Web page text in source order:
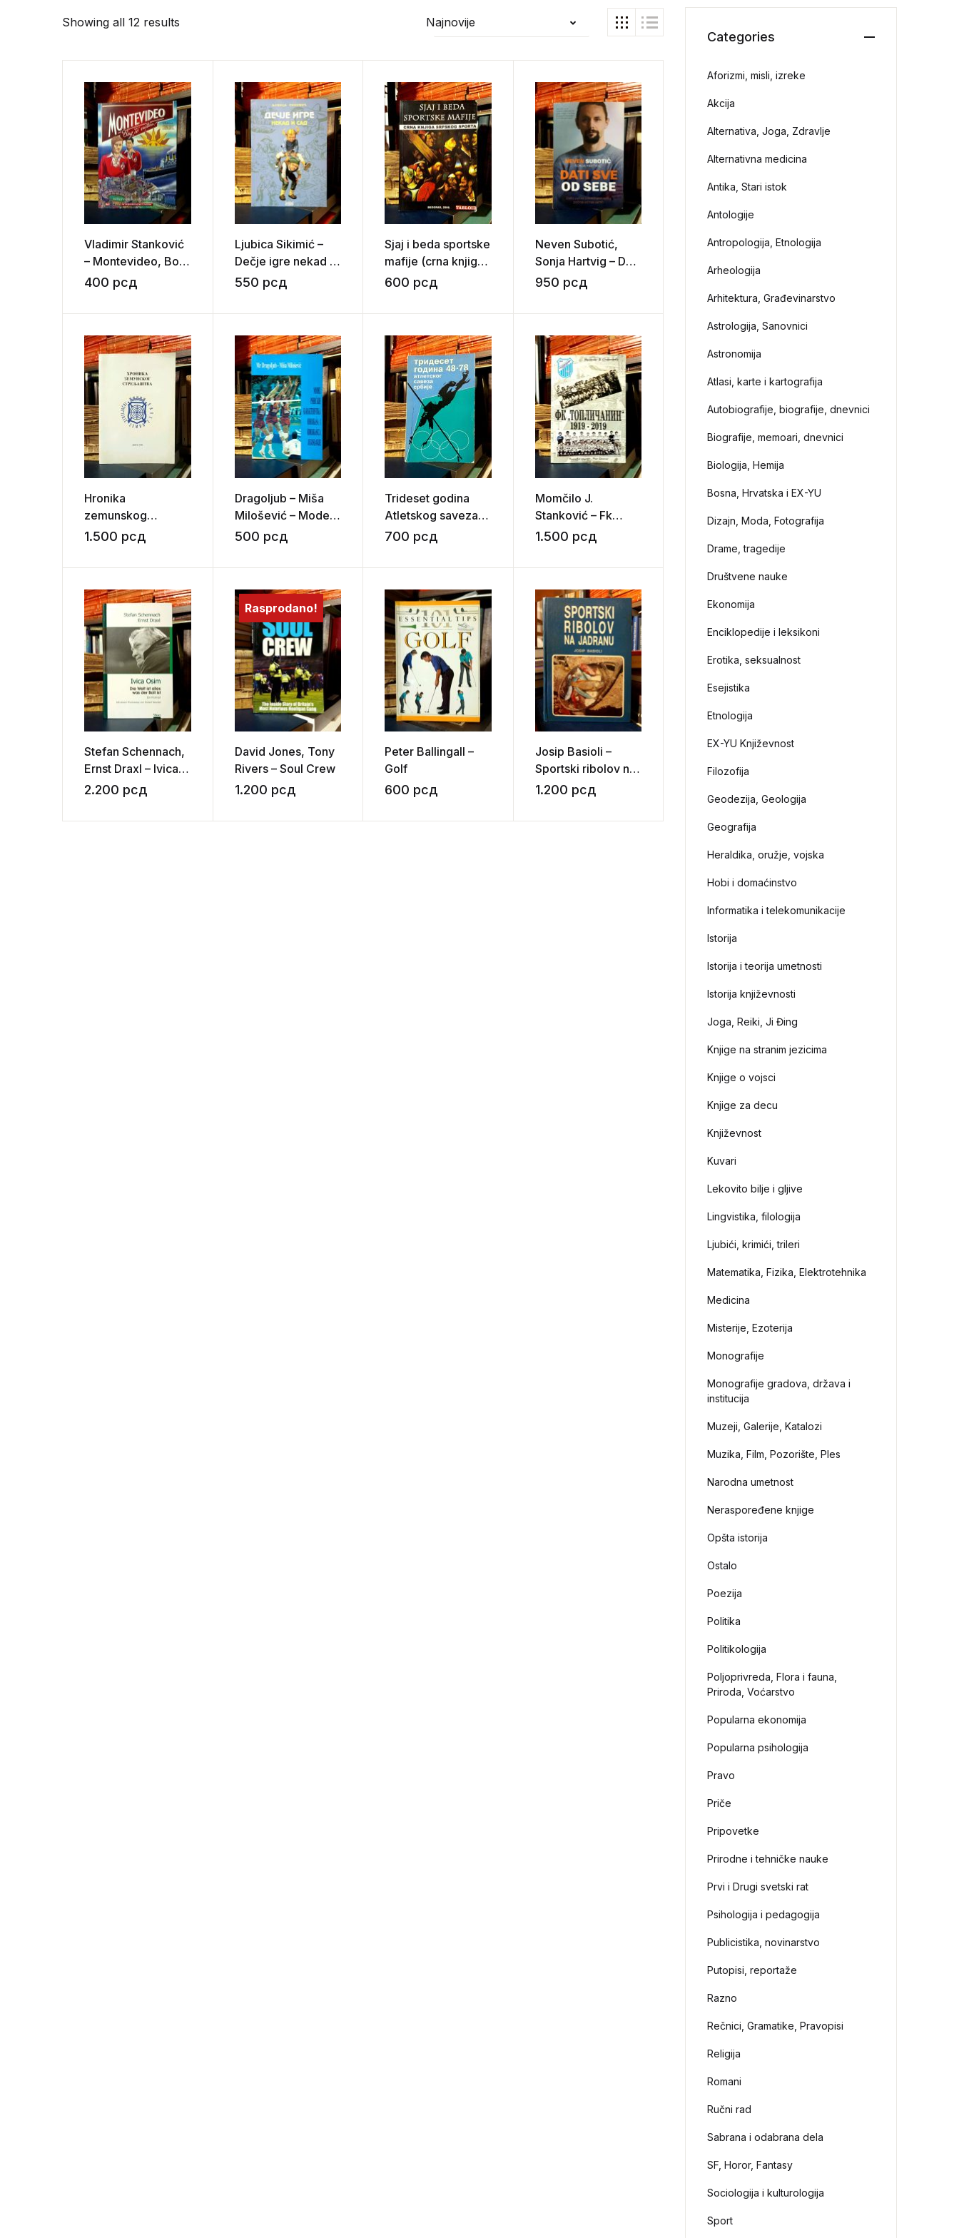
Showing all 12 results Najnovije
Vladimir Stanković
– Montevideo, Bog
te video!
400 рсд
Ljubica Sikimić –
Dečje igre nekad i
sad
550 рсд
Sjaj i beda sportske
mafije (crna knjiga
srpskog sporta)
600 рсд
Neven Subotić,
Sonja Hartvig – Dati
sve od sebe
950 рсд
Hronika
zemunskog
streljaštva
1.500 рсд
Dragoljub – Miša
Milošević – Model
psihičkih
odbojkaša i
Jugoslavije
500 рсд
Trideset godina
Atletskog saveza
Srbije 1948-1978
700 рсд
Momčilo J.
Stanković – Fk
„Topličanin“ 1919-
1.500 рсд
Stefan Schennach,
Ernst Draxl – Ivica
Osim – Die Welt ist
ist: ein Portrait
2.200 рсд
Rasprodano!
David Jones, Tony
Rivers – Soul Crew
1.200 рсд
Peter Ballingall –
Golf
600 рсд
Josip Basioli –
Sportski ribolov na
Jadranu
1.200 рсд
Categories
Aforizmi, misli, izreke
Akcija
Alternativa, Joga, Zdravlje
Alternativna medicina
Antika, Stari istok
Antologije
Antropologija, Etnologija
Arheologija
Arhitektura, Građevinarstvo
Astrologija, Sanovnici
Astronomija
Atlasi, karte i kartografija
Autobiografije, biografije, dnevnici
Biografije, memoari, dnevnici
Biologija, Hemija
Bosna, Hrvatska i EX-YU
Dizajn, Moda, Fotografija
Drame, tragedije
Društvene nauke
Ekonomija
Enciklopedije i leksikoni
Erotika, seksualnost
Esejistika
Etnologija
EX-YU Književnost
Filozofija
Geodezija, Geologija
Geografija
Heraldika, oružje, vojska
Hobi i domaćinstvo
Informatika i telekomunikacije
Istorija
Istorija i teorija umetnosti
Istorija književnosti
Joga, Reiki, Ji Đing
Knjige na stranim jezicima
Knjige o vojsci
Knjige za decu
Književnost
Kuvari
Lekovito bilje i gljive
Lingvistika, filologija
Ljubići, krimići, trileri
Matematika, Fizika, Elektrotehnika
Medicina
Misterije, Ezoterija
Monografije
Monografije gradova, država i
institucija
Muzeji, Galerije, Katalozi
Muzika, Film, Pozorište, Ples
Narodna umetnost
Neraspoređene knjige
Opšta istorija
Ostalo
Poezija
Politika
Politikologija
Poljoprivreda, Flora i fauna,
Priroda, Voćarstvo
Popularna ekonomija
Popularna psihologija
Pravo
Priče
Pripovetke
Prirodne i tehničke nauke
Prvi i Drugi svetski rat
Psihologija i pedagogija
Publicistika, novinarstvo
Putopisi, reportaže
Razno
Rečnici, Gramatike, Pravopisi
Religija
Romani
Ručni rad
Sabrana i odabrana dela
SF, Horor, Fantasy
Sociologija i kulturologija
Sport